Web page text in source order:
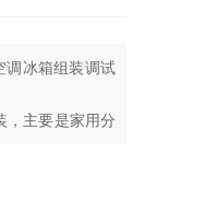
调冰箱组装调试
，主要是家用分
行回收，回收